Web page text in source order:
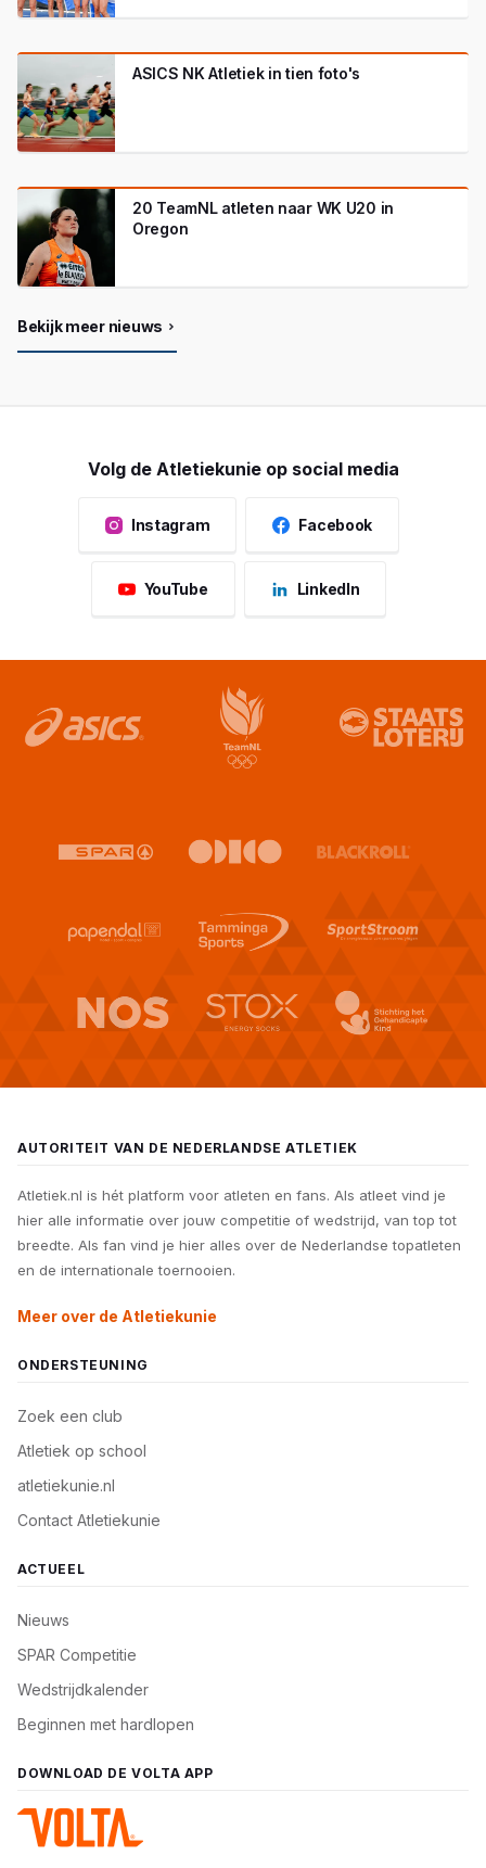
ASICS NK Atletiek in tien foto's
20 TeamNL atleten naar WK U20 in
Oregon
Bekijk meer nieuws
Volg de Atletiekunie op social media
Instagram Facebook
YouTube LinkedIn
AUTORITEIT VAN DE NEDERLANDSE ATLETIEK
Atletiek.nl is hét platform voor atleten en fans. Als atleet vind je
hier alle informatie over jouw competitie of wedstrijd, van top tot
breedte. Als fan vind je hier alles over de Nederlandse topatleten
en de internationale toernooien.
Meer over de Atletiekunie
ONDERSTEUNING
Zoek een club
Atletiek op school
atletiekunie.nl
Contact Atletiekunie
ACTUEEL
Nieuws
SPAR Competitie
Wedstrijdkalender
Beginnen met hardlopen
DOWNLOAD DE VOLTA APP